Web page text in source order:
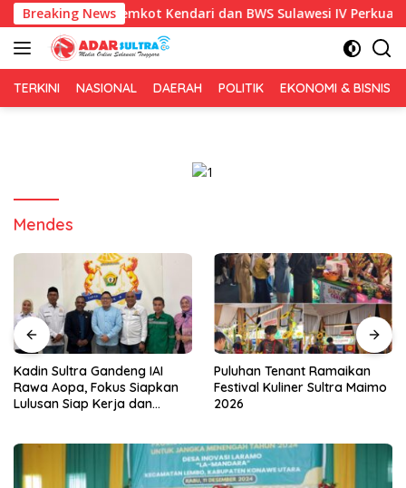
Langsung
ke
konten
Breaking News
RI ke-81, Pemkot Kendari dan BWS Sulawesi IV Perkuat
TERKINI NASIONAL DAERAH POLITIK EKONOMI & BISNIS
Mendes
Kadin Sultra Gandeng IAI
Rawa Aopa, Fokus Siapkan
Lulusan Siap Kerja dan
Puluhan Tenant Ramaikan
Festival Kuliner Sultra Maimo
2026